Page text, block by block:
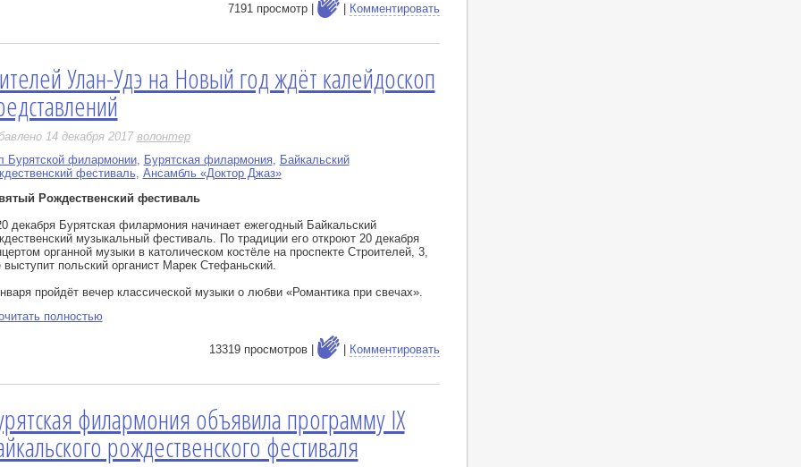
7191 просмотр | Комментировать
Улан-Удэ на Новый год ждёт калейдоскоп
14 декабря 2017 волонтер
Бурятской филармонии, Бурятская филармония, Байкальский
фестиваль, Ансамбль «Доктор Джаз»
Рождественский фестиваль
декабря Бурятская филармония начинает ежегодный Байкальский
музыкальный фестиваль. По традиции его откроют 20 декабря
органной музыки в католическом костёле на проспекте Строителей, 3,
выступит польский органист Марек Стефаньский.
пройдёт вечер классической музыки о любви «Романтика при свечах».
полностью
13319 просмотров | Комментировать
филармония объявила программу IX
рождественского фестиваля